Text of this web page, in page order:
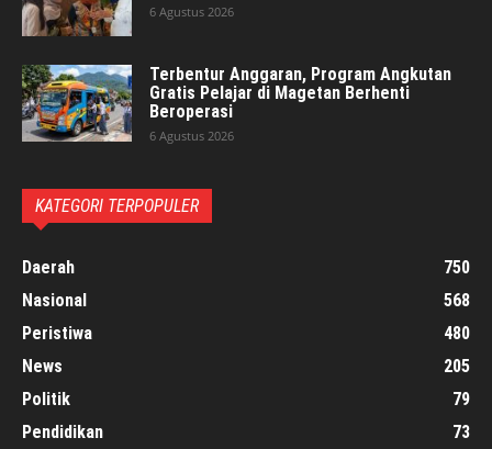
6 Agustus 2026
Terbentur Anggaran, Program Angkutan
Gratis Pelajar di Magetan Berhenti
Beroperasi
6 Agustus 2026
KATEGORI TERPOPULER
Daerah
750
Nasional
568
Peristiwa
480
News
205
Politik
79
Pendidikan
73